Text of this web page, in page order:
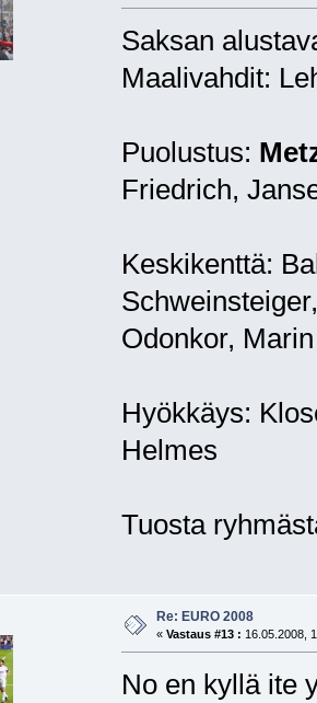
Saksan
Maalivahdit:
Puolustus:
Friedrich,
Keskikenttä:
Odonkor, Marin
Hyökkäys:
Helmes
Tuosta
Re: EURO 2008
« Vastaus #13 : 16.05.2008,
No en kyllä ite